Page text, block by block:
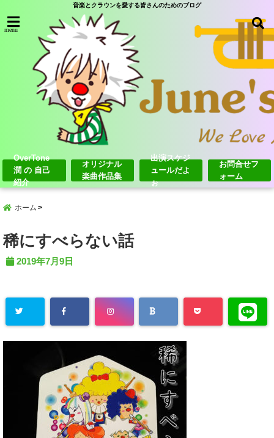
音楽とクラウンを愛する皆さんのためのブログ
menu
OverTone
潤 の 自己
紹介
オリジナル
楽曲作品集
出演スケジ
ュールだよ
ぉ
お問合せフ
ォーム
ホーム
稀にすべらない話
2019年7月9日